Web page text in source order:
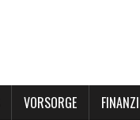
VORSORGE